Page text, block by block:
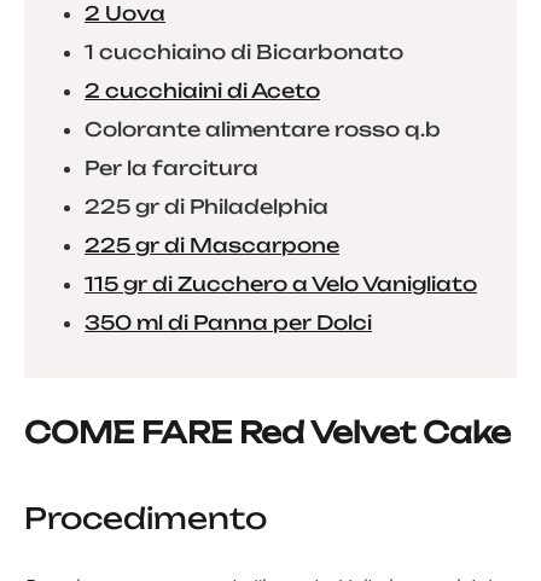
2 Uova
1 cucchiaino di Bicarbonato
2 cucchiaini di Aceto
Colorante alimentare rosso q.b
Per la farcitura
225 gr di Philadelphia
225 gr di Mascarpone
115 gr di Zucchero a Velo Vanigliato
350 ml di Panna per Dolci
COME FARE Red Velvet Cake
Procedimento